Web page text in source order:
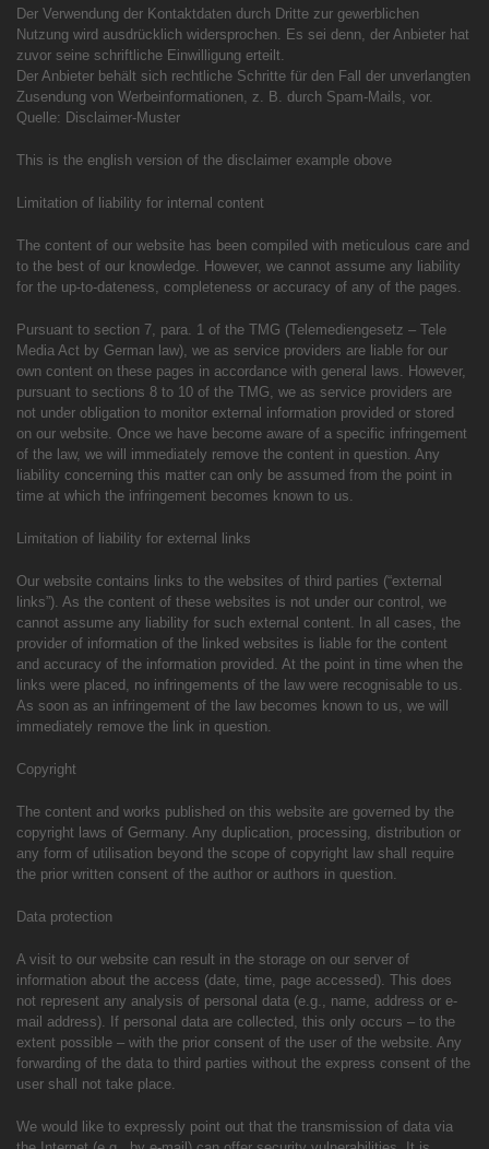
Der Verwendung der Kontaktdaten durch Dritte zur gewerblichen
Nutzung wird ausdrücklich widersprochen. Es sei denn, der Anbieter hat
zuvor seine schriftliche Einwilligung erteilt.
Der Anbieter behält sich rechtliche Schritte für den Fall der unverlangten
Zusendung von Werbeinformationen, z. B. durch Spam-Mails, vor.
Quelle: Disclaimer-Muster
This is the english version of the disclaimer example obove
Limitation of liability for internal content
The content of our website has been compiled with meticulous care and
to the best of our knowledge. However, we cannot assume any liability
for the up-to-dateness, completeness or accuracy of any of the pages.
Pursuant to section 7, para. 1 of the TMG (Telemediengesetz – Tele
Media Act by German law), we as service providers are liable for our
own content on these pages in accordance with general laws. However,
pursuant to sections 8 to 10 of the TMG, we as service providers are
not under obligation to monitor external information provided or stored
on our website. Once we have become aware of a specific infringement
of the law, we will immediately remove the content in question. Any
liability concerning this matter can only be assumed from the point in
time at which the infringement becomes known to us.
Limitation of liability for external links
Our website contains links to the websites of third parties (“external
links”). As the content of these websites is not under our control, we
cannot assume any liability for such external content. In all cases, the
provider of information of the linked websites is liable for the content
and accuracy of the information provided. At the point in time when the
links were placed, no infringements of the law were recognisable to us.
As soon as an infringement of the law becomes known to us, we will
immediately remove the link in question.
Copyright
The content and works published on this website are governed by the
copyright laws of Germany. Any duplication, processing, distribution or
any form of utilisation beyond the scope of copyright law shall require
the prior written consent of the author or authors in question.
Data protection
A visit to our website can result in the storage on our server of
information about the access (date, time, page accessed). This does
not represent any analysis of personal data (e.g., name, address or e-
mail address). If personal data are collected, this only occurs – to the
extent possible – with the prior consent of the user of the website. Any
forwarding of the data to third parties without the express consent of the
user shall not take place.
We would like to expressly point out that the transmission of data via